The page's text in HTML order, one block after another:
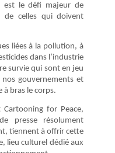
est le défi majeur de
de celles qui doivent
liées à la pollution, à
dans l’industrie
survie qui sont en jeu
gouvernements et
bras le corps.
Cartooning for Peace,
presse résolument
tiennent à offrir cette
lieu culturel dédié aux